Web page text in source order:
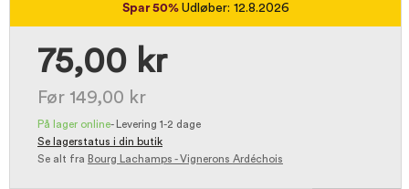
Spar 50% Udløber: 12.8.2026
75,00 kr
Før 149,00 kr
På lager online-
Levering 1-2 dage
Se lagerstatus i din butik
Se alt fra Bourg Lachamps - Vignerons Ardéchois